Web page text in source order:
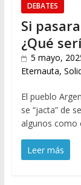
DEBATES
Si
¿Qué
5 mayo,
Eternauta,
El pueblo
se “jacta” de
algunos como
Leer más